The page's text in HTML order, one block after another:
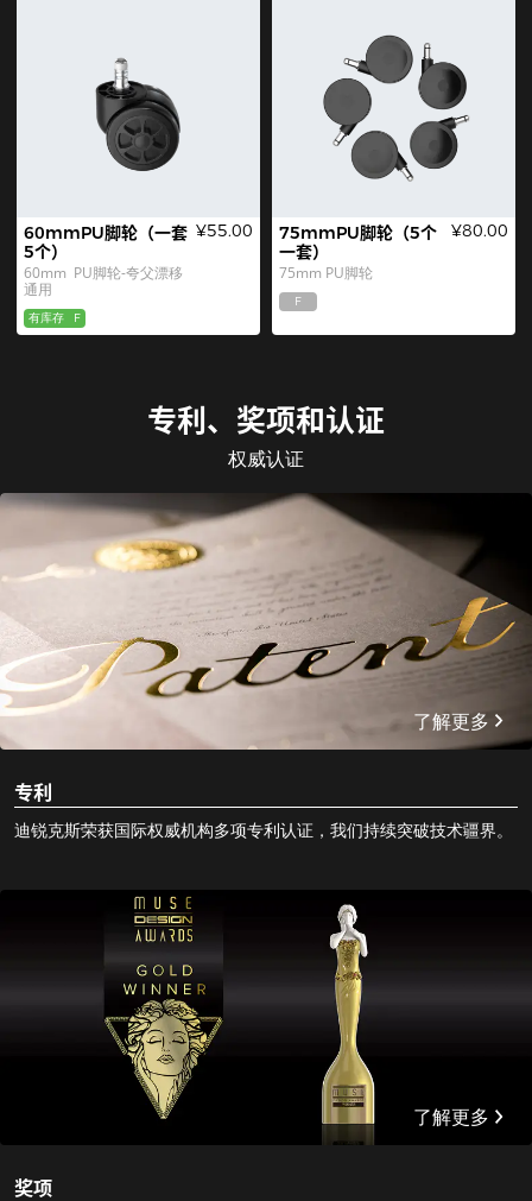
60mmPU脚轮（一套
5个）
60mm  PU脚轮-夸父漂移
通用
¥55.00
有库存 F
75mmPU脚轮（5个
一套）
75mm PU脚轮
¥80.00
F
专利、奖项和认证
权威认证
了解更多
专利
迪锐克斯荣获国际权威机构多项专利认证，我们持续突破技术疆界。
了解更多
奖项